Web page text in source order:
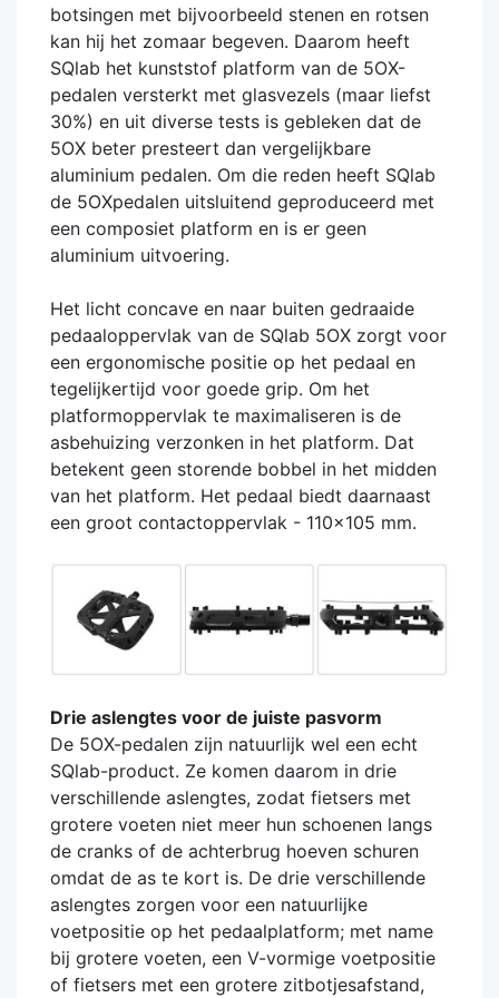
botsingen met bijvoorbeeld stenen en rotsen
kan hij het zomaar begeven. Daarom heeft
SQlab het kunststof platform van de 5OX-
pedalen versterkt met glasvezels (maar liefst
30%) en uit diverse tests is gebleken dat de
5OX beter presteert dan vergelijkbare
aluminium pedalen. Om die reden heeft SQlab
de 5OXpedalen uitsluitend geproduceerd met
een composiet platform en is er geen
aluminium uitvoering.
Het licht concave en naar buiten gedraaide
pedaaloppervlak van de SQlab 5OX zorgt voor
een ergonomische positie op het pedaal en
tegelijkertijd voor goede grip. Om het
platformoppervlak te maximaliseren is de
asbehuizing verzonken in het platform. Dat
betekent geen storende bobbel in het midden
van het platform. Het pedaal biedt daarnaast
een groot contactoppervlak - 110x105 mm.
Drie aslengtes voor de juiste pasvorm
De 5OX-pedalen zijn natuurlijk wel een echt
SQlab-product. Ze komen daarom in drie
verschillende aslengtes, zodat fietsers met
grotere voeten niet meer hun schoenen langs
de cranks of de achterbrug hoeven schuren
omdat de as te kort is. De drie verschillende
aslengtes zorgen voor een natuurlijke
voetpositie op het pedaalplatform; met name
bij grotere voeten, een V-vormige voetpositie
of fietsers met een grotere zitbotjesafstand,